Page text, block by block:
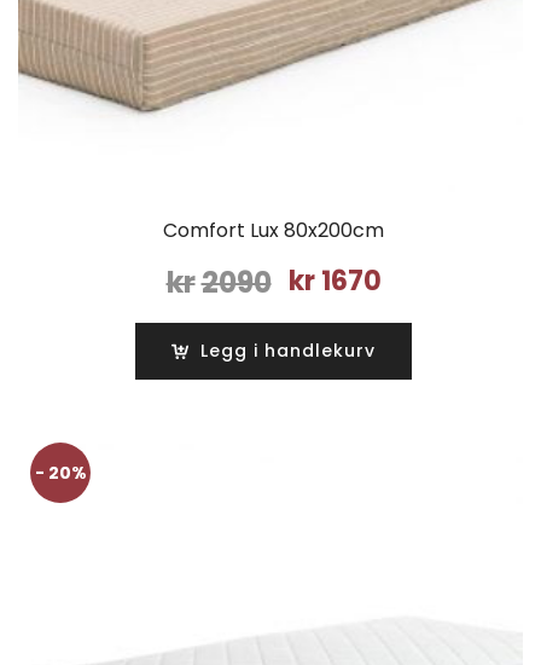
Comfort Lux 80x200cm
kr2090
Opprinnelig
var:
kr2090.
kr 1670Nåværende
kr1670.
Legg i handlekurv
- 20%